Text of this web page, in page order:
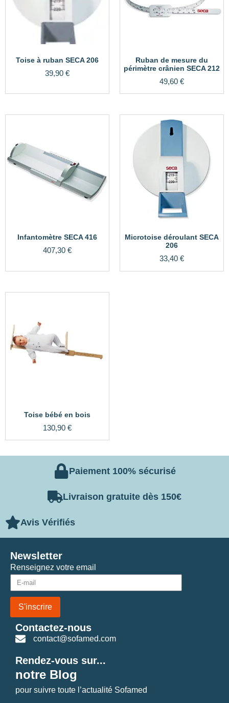
Toise à ruban SECA 206
39,90 €
Ruban de mesure du
périmètre crânien SECA 212
49,60 €
Infantomètre SECA 416
407,30 €
Microtoise déroulant SECA
206
33,40 €
Toise bébé en bois
130,90 €
Paiement 100% sécurisé
Livraison gratuite dès 150€
Avis Vérifiés
Renseignez votre email
S'inscrire
Newsletter
Contactez-nous
contact@sofamed.com
Rendez-vous sur...
notre Blog
pour suivre toute l’actualité Sofamed